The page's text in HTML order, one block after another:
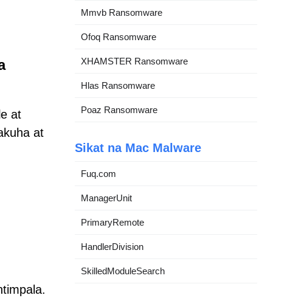
at
at
Mmvb Ransomware
Ofoq Ransomware
XHAMSTER Ransomware
Hlas Ransomware
Poaz Ransomware
Sikat na Mac Malware
Fuq.com
ManagerUnit
PrimaryRemote
HandlerDivision
SkilledModuleSearch